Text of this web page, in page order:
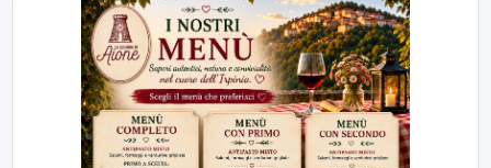
LabNews (replica)